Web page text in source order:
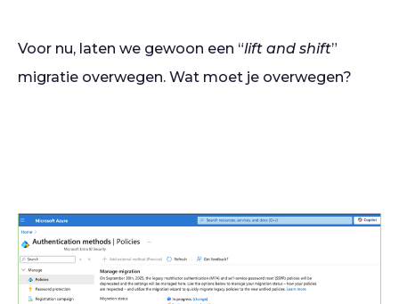
Voor nu, laten we gewoon een “lift and shift”
migratie overwegen. Wat moet je overwegen?